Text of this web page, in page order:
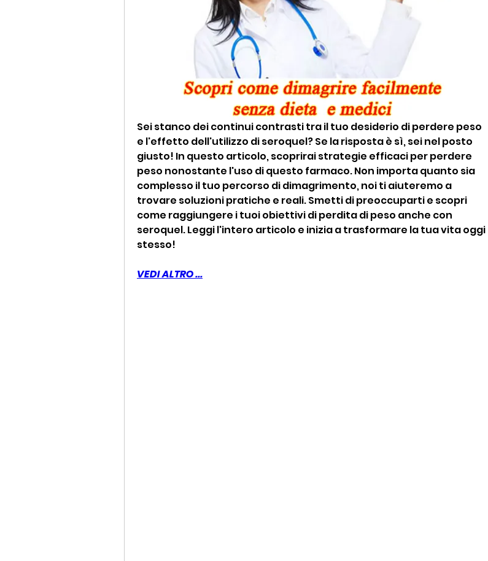
Sei stanco dei continui contrasti tra il tuo desiderio di perdere peso
e l'effetto dell'utilizzo di seroquel? Se la risposta è sì, sei nel posto
giusto! In questo articolo, scoprirai strategie efficaci per perdere
peso nonostante l'uso di questo farmaco. Non importa quanto sia
complesso il tuo percorso di dimagrimento, noi ti aiuteremo a
trovare soluzioni pratiche e reali. Smetti di preoccuparti e scopri
come raggiungere i tuoi obiettivi di perdita di peso anche con
seroquel. Leggi l'intero articolo e inizia a trasformare la tua vita oggi
stesso!
VEDI ALTRO ...